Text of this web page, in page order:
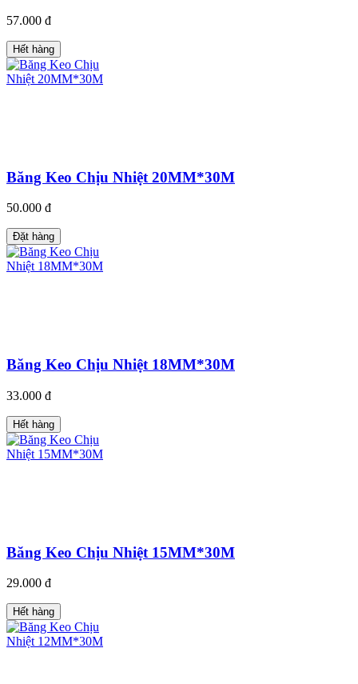
57.000 đ
Hết hàng
Băng Keo Chịu Nhiệt 20MM*30M
50.000 đ
Đặt hàng
Băng Keo Chịu Nhiệt 18MM*30M
33.000 đ
Hết hàng
Băng Keo Chịu Nhiệt 15MM*30M
29.000 đ
Hết hàng